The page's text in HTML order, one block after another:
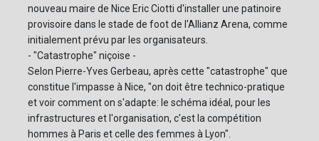
nouveau maire de Nice Eric Ciotti d'installer une patinoire
provisoire dans le stade de foot de l'Allianz Arena, comme
initialement prévu par les organisateurs.
- "Catastrophe" niçoise -
Selon Pierre-Yves Gerbeau, après cette "catastrophe" que
constitue l'impasse à Nice, "on doit être technico-pratique
et voir comment on s'adapte: le schéma idéal, pour les
infrastructures et l'organisation, c'est la compétition
hommes à Paris et celle des femmes à Lyon".